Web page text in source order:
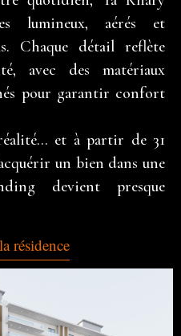
lumineux, aérés et
Chaque détail reflète
avec des matériaux
pour garantir confort
et à partir de 31
un bien dans une
devient presque
résidence